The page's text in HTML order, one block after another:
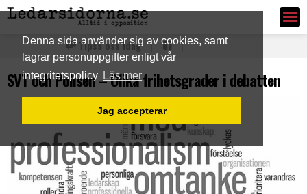
Denna sida använder sig av cookies, samt
lagrar personuppgifter enligt vår
integritetspolicy Läs mer
Jag accepterar
Ledarsidorna.se
Tipsa oss idag
SVT och Polisen – Olika frihetsgrader i debatten